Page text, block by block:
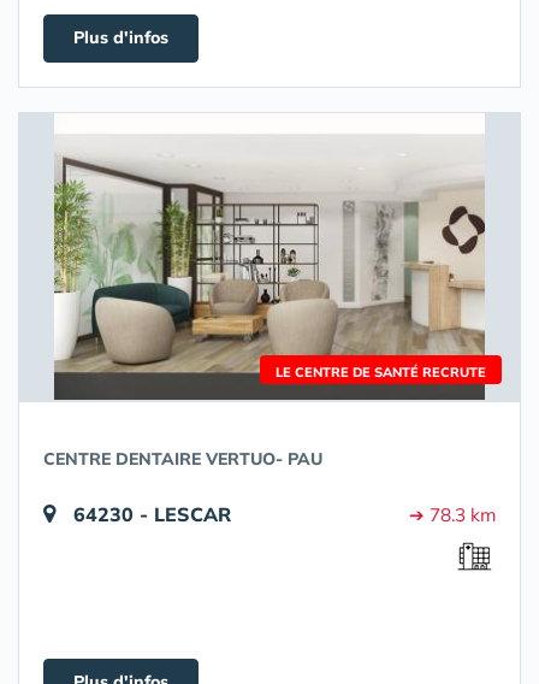
Plus d'infos
LE CENTRE DE SANTÉ RECRUTE
CENTRE DENTAIRE VERTUO- PAU
64230 - LESCAR ➔ 78.3 km